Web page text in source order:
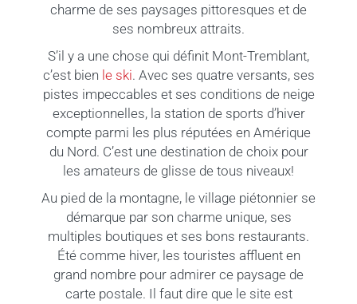
charme de ses paysages pittoresques et de
ses nombreux attraits.
S’il y a une chose qui définit Mont-Tremblant,
c’est bien le ski. Avec ses quatre versants, ses
pistes impeccables et ses conditions de neige
exceptionnelles, la station de sports d’hiver
compte parmi les plus réputées en Amérique
du Nord. C’est une destination de choix pour
les amateurs de glisse de tous niveaux!
Au pied de la montagne, le village piétonnier se
démarque par son charme unique, ses
multiples boutiques et ses bons restaurants.
Été comme hiver, les touristes affluent en
grand nombre pour admirer ce paysage de
carte postale. Il faut dire que le site est